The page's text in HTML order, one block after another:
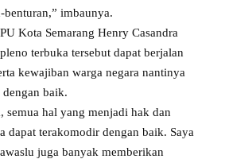
benturan,” imbaunya.
Kota Semarang Henry Casandra
terbuka tersebut dapat berjalan
kewajiban warga negara nantinya
baik.
semua hal yang menjadi hak dan
dapat terakomodir dengan baik. Saya
juga banyak memberikan